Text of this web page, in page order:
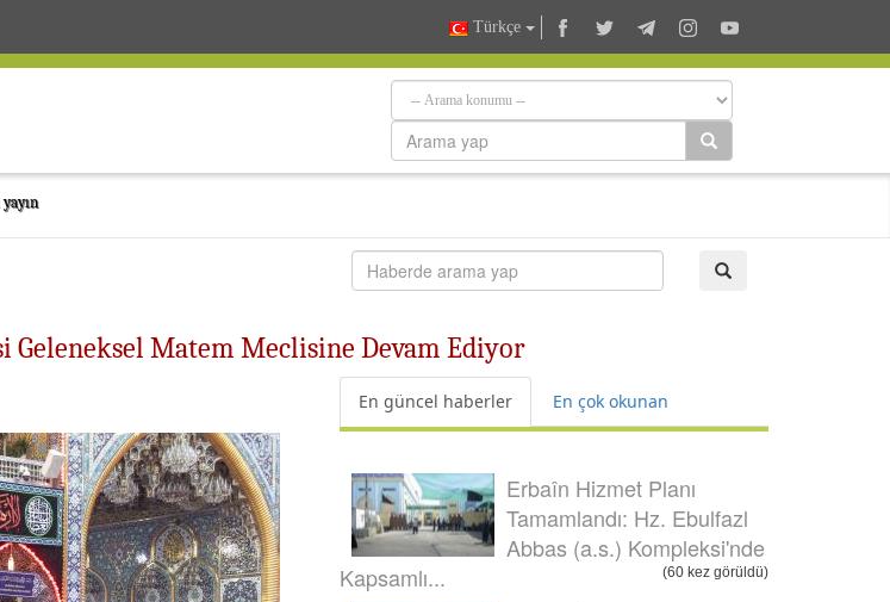
Türkçe
yayın
Geleneksel Matem Meclisine Devam Ediyor
En güncel haberler En çok okunan
Erbaîn Hizmet Planı
Tamamlandı: Hz. Ebulfazl
Abbas (a.s.) Kompleksi'nde
Kapsamlı...
(60 kez görüldü)